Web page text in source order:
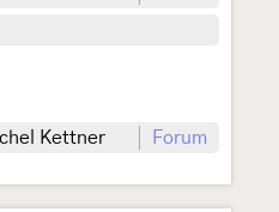
Kettner Forum